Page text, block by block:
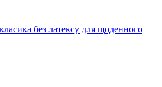
без латексу для щоденного